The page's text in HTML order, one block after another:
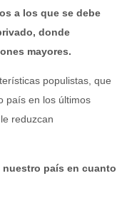
a los que se debe
donde
mayores.
populistas, que
país en los últimos
reduzcan
nuestro país en cuanto